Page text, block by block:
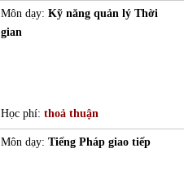
Môn dạy: Kỹ năng quản lý Thời
gian
Học phí: thoả thuận
Môn dạy: Tiếng Pháp giao tiếp